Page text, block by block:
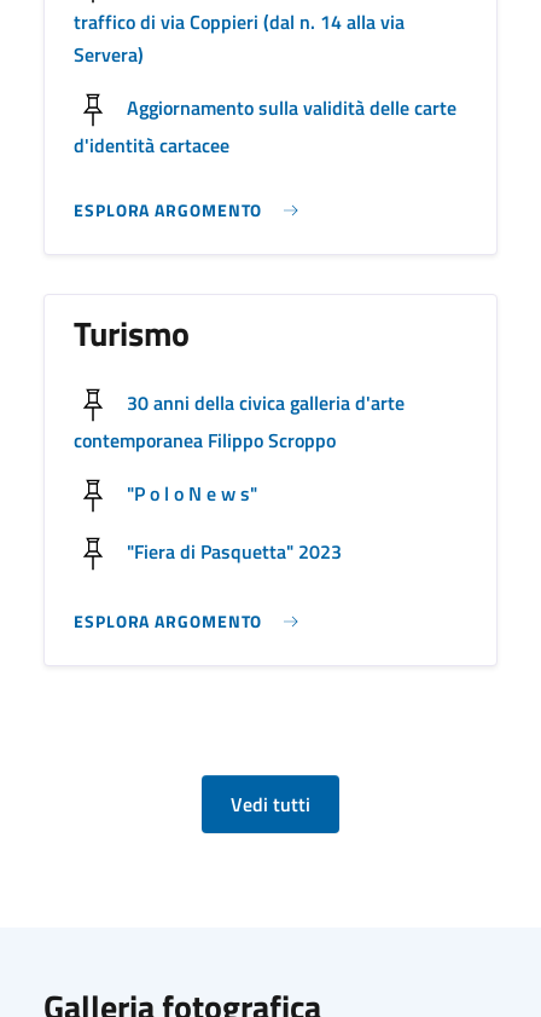
traffico di via Coppieri (dal n. 14 alla via
Servera)
Aggiornamento sulla validità delle carte
d'identità cartacee
ESPLORA ARGOMENTO
Turismo
30 anni della civica galleria d'arte
contemporanea Filippo Scroppo
"P o l o N e w s"
"Fiera di Pasquetta" 2023
ESPLORA ARGOMENTO
Vedi tutti
Galleria fotografica